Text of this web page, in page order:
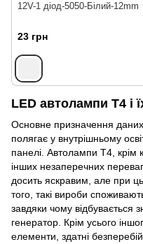
12V-1 діод-5050-Білий-12mm
23 грн
LED автолампи Т4 і
Основне призначення
полягає у внутрішньому
панелі. Автолампи Т4, крім
інших незаперечних
досить яскравим, але при
того, такі вироби споживають
завдяки чому відбувається
генератор. Крім усього
елементи, здатні